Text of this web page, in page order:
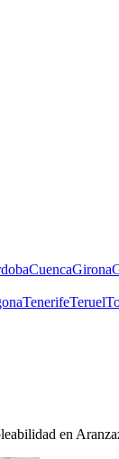
CuencaGirona
TenerifeTeruel
en